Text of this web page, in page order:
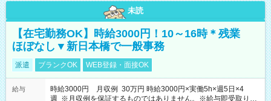
未読
【在宅勤務OK】時給3000円！10～16時＊残業
ほぼなし▼新日本橋で一般事務
派遣 ブランクOK WEB登録・面接OK
給与
時給3000円 月収例 30万円 時給3000円×実働5h×週5日×4
週 ※月収例を保証するものではありません。※給与即受取りサ